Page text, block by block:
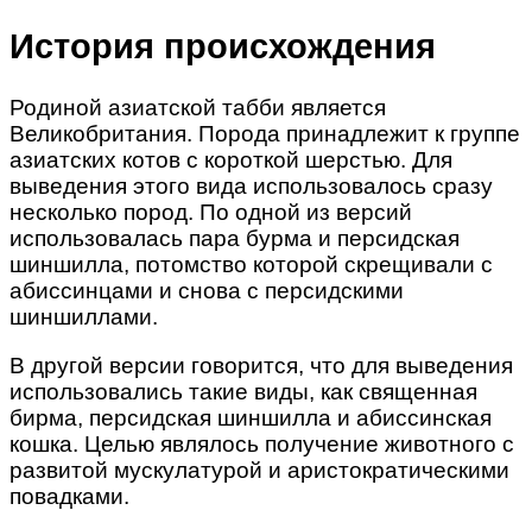
История происхождения
Родиной азиатской табби является
Великобритания. Порода принадлежит к группе
азиатских котов с короткой шерстью. Для
выведения этого вида использовалось сразу
несколько пород. По одной из версий
использовалась пара бурма и персидская
шиншилла, потомство которой скрещивали с
абиссинцами и снова с персидскими
шиншиллами.
В другой версии говорится, что для выведения
использовались такие виды, как священная
бирма, персидская шиншилла и абиссинская
кошка. Целью являлось получение животного с
развитой мускулатурой и аристократическими
повадками.